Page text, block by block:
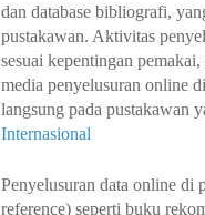
dan database bibliografi,
pustakawan. Aktivitas
sesuai kepentingan
media penyelusuran online
langsung pada pustakawan
Internasional
Penyelusuran data online di
reference) seperti buku